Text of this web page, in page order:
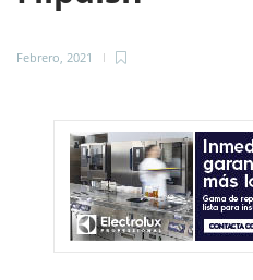
Febrero, 2021